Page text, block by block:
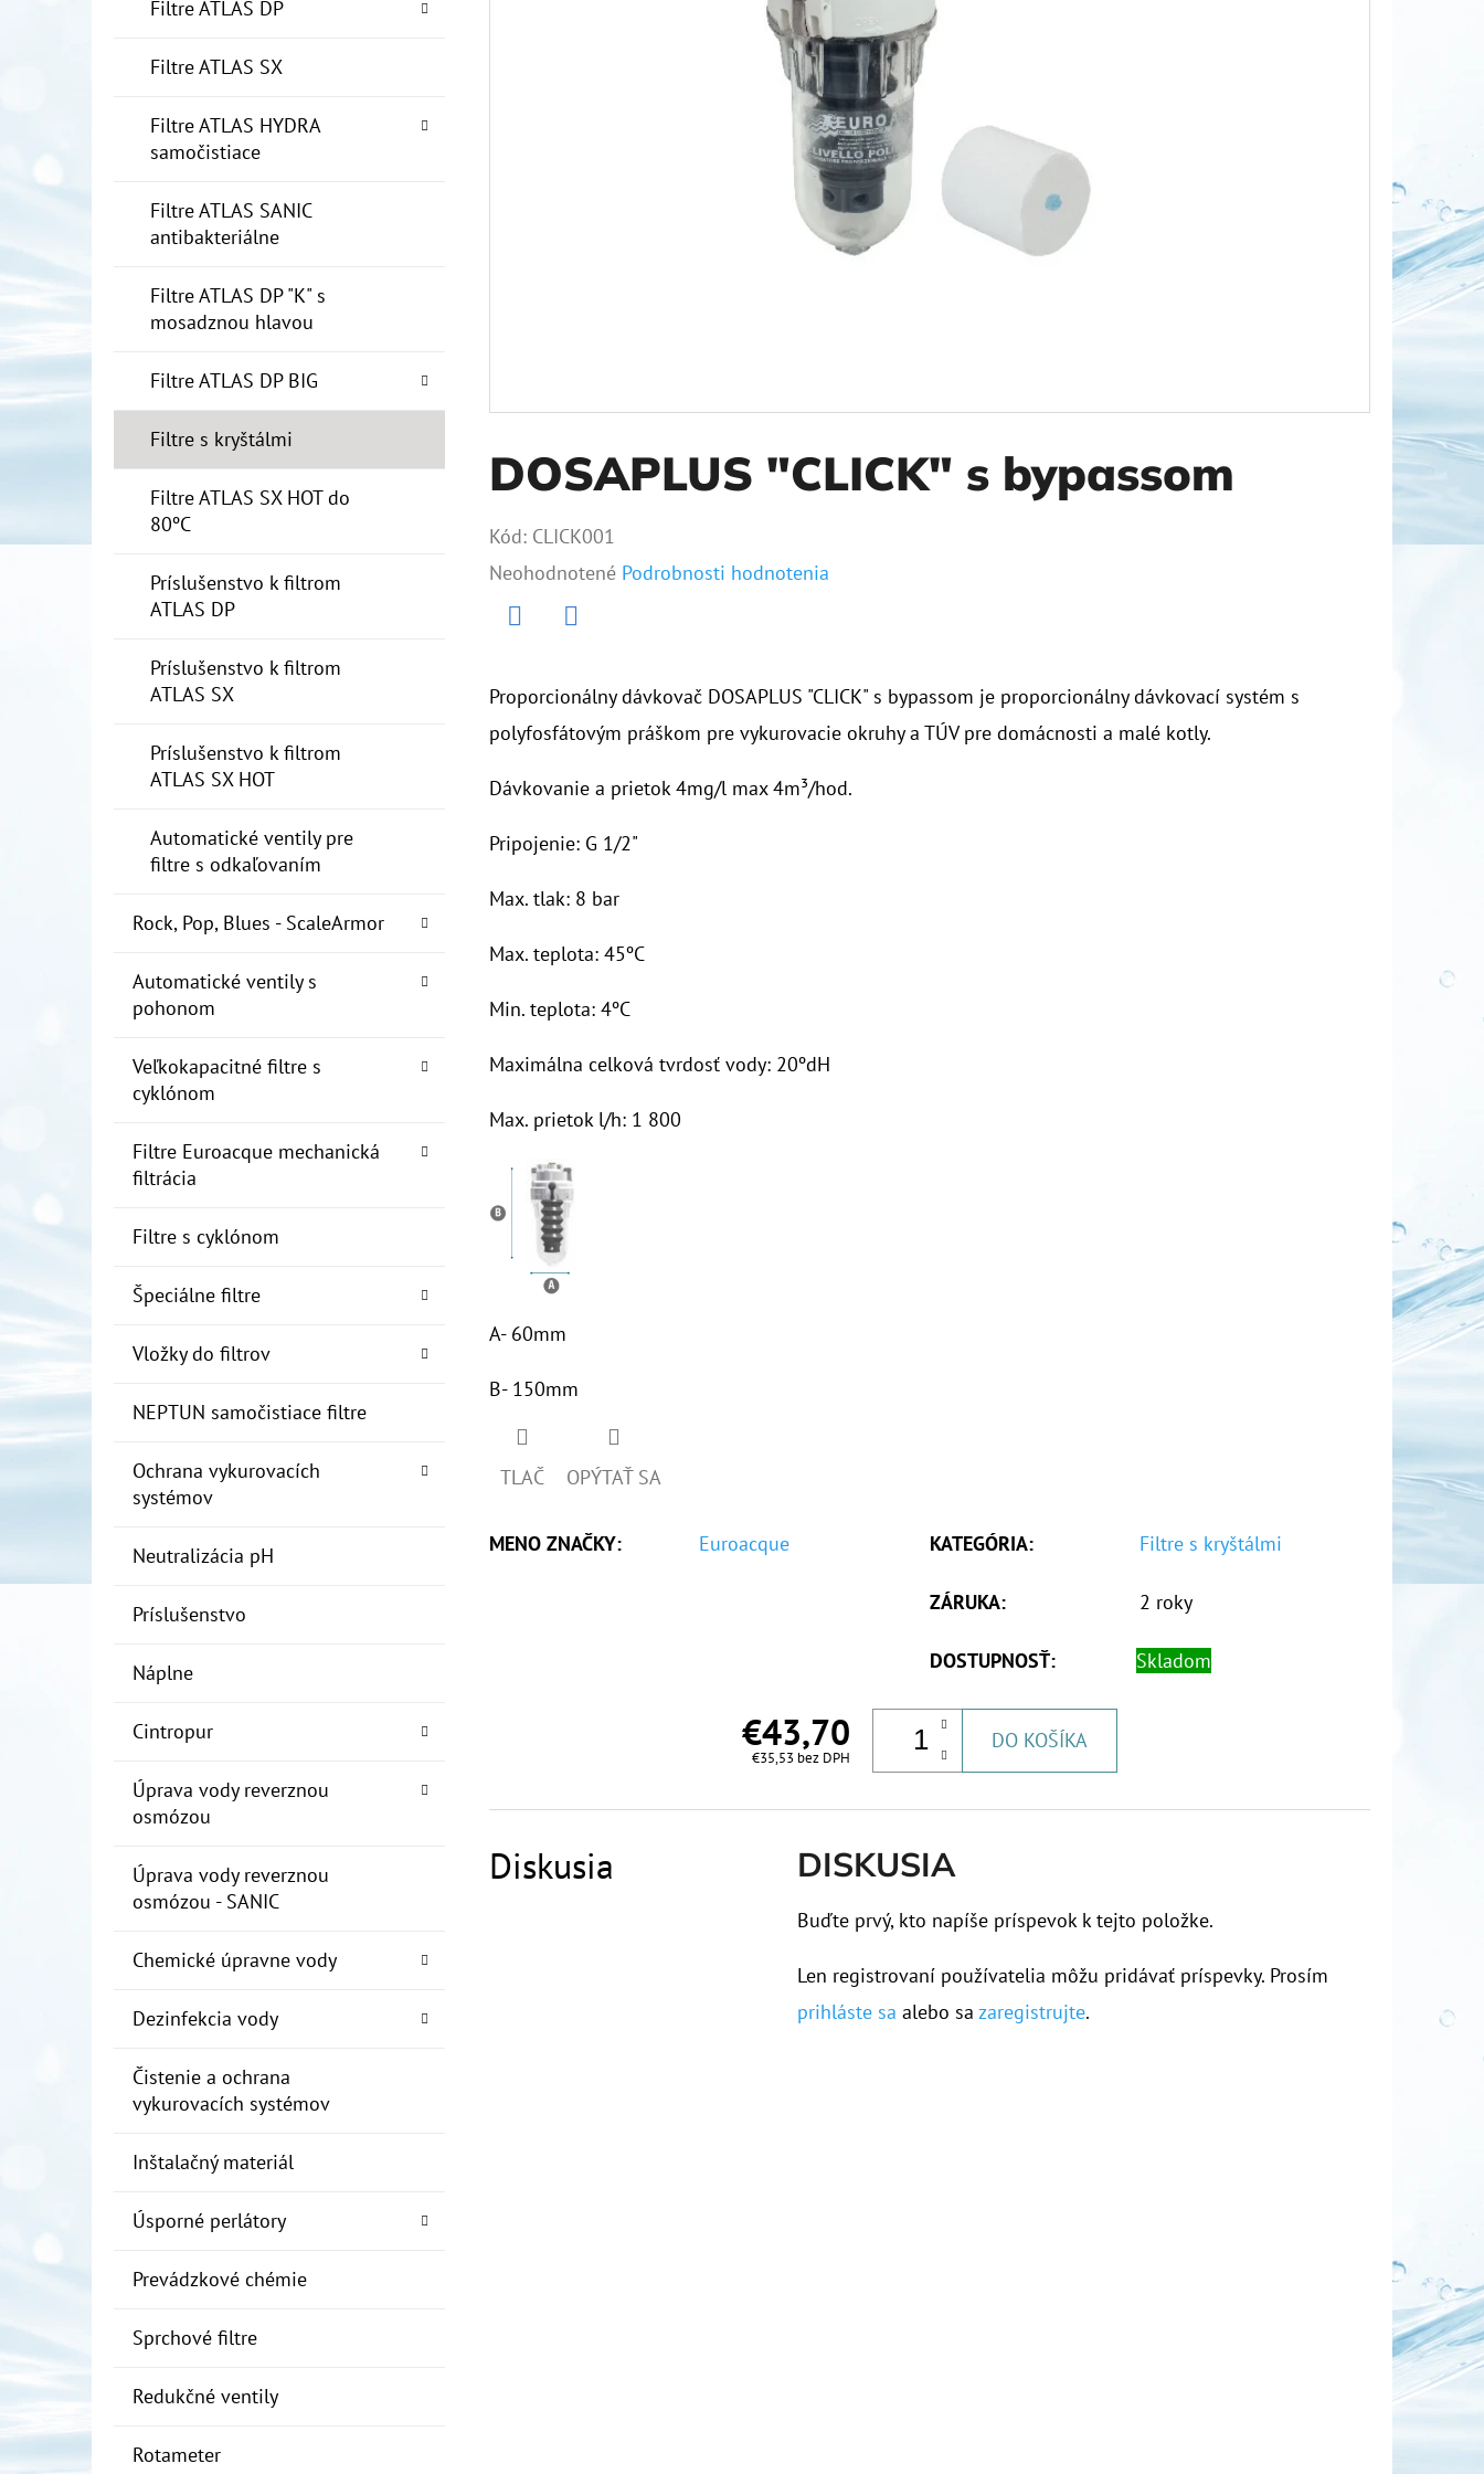
Filtre ATLAS DP
Filtre ATLAS SX
Filtre ATLAS HYDRA
samočistiace
Filtre ATLAS SANIC
antibakteriálne
Filtre ATLAS DP "K" s
mosadznou hlavou
Filtre ATLAS DP BIG
Filtre s kryštálmi
Filtre ATLAS SX HOT do
80ºC
Príslušenstvo k filtrom
ATLAS DP
Príslušenstvo k filtrom
ATLAS SX
Príslušenstvo k filtrom
ATLAS SX HOT
Automatické ventily pre
filtre s odkaľovaním
Rock, Pop, Blues - ScaleArmor
Automatické ventily s
pohonom
Veľkokapacitné filtre s
cyklónom
Filtre Euroacque mechanická
filtrácia
Filtre s cyklónom
Špeciálne filtre
Vložky do filtrov
NEPTUN samočistiace filtre
Ochrana vykurovacích
systémov
Neutralizácia pH
Príslušenstvo
Náplne
Cintropur
Úprava vody reverznou
osmózou
Úprava vody reverznou
osmózou - SANIC
Chemické úpravne vody
Dezinfekcia vody
Čistenie a ochrana
vykurovacích systémov
Inštalačný materiál
Úsporné perlátory
Prevádzkové chémie
Sprchové filtre
Redukčné ventily
Rotameter
DOSAPLUS "CLICK" s bypassom
Kód: CLICK001
Priemerné
hodnotenie
5
Neohodnotené Podrobnosti hodnotenia
Proporcionálny dávkovač DOSAPLUS "CLICK" s bypassom je proporcionálny dávkovací systém s
polyfosfátovým práškom pre vykurovacie okruhy a TÚV pre domácnosti a malé kotly.
Dávkovanie a prietok 4mg/l max 4m³/hod.
Pripojenie: G 1/2"
Max. tlak: 8 bar
Max. teplota: 45ºC
Min. teplota: 4ºC
Maximálna celková tvrdosť vody: 20ºdH
Max. prietok l/h: 1 800
A- 60mm
B- 150mm
TLAČ OPÝTAŤ SA
MENO ZNAČKY: Euroacque KATEGÓRIA: Filtre s kryštálmi
ZÁRUKA: 2 roky
DOSTUPNOSŤ: Skladom
€43,70
€35,53 bez DPH
DO KOŠÍKA
Diskusia DISKUSIA
Buďte prvý, kto napíše príspevok k tejto položke.
Len registrovaní používatelia môžu pridávať príspevky. Prosím
prihláste sa alebo sazaregistrujte.
10" FILTER SENIOR 1"
10" VLOŽKA UMÝVATEĽNÁ RL-SX 50MCR
10" FILTER SENIOR DUO 1"
€37,10